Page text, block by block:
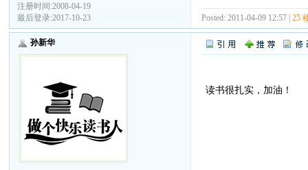
注册时间:2008-04-19
最后登录:2017-10-23
Posted: 2011-04-09 12:57 |25
孙新华
读书很扎实，加油！